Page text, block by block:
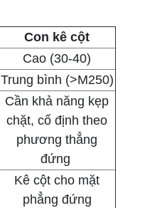
Con kê cột
Cao (30-40)
Trung bình (>M250)
Cần khả năng kẹp
chặt, cố định theo
phương thẳng
đứng
Kê cột cho mặt
phẳng đứng